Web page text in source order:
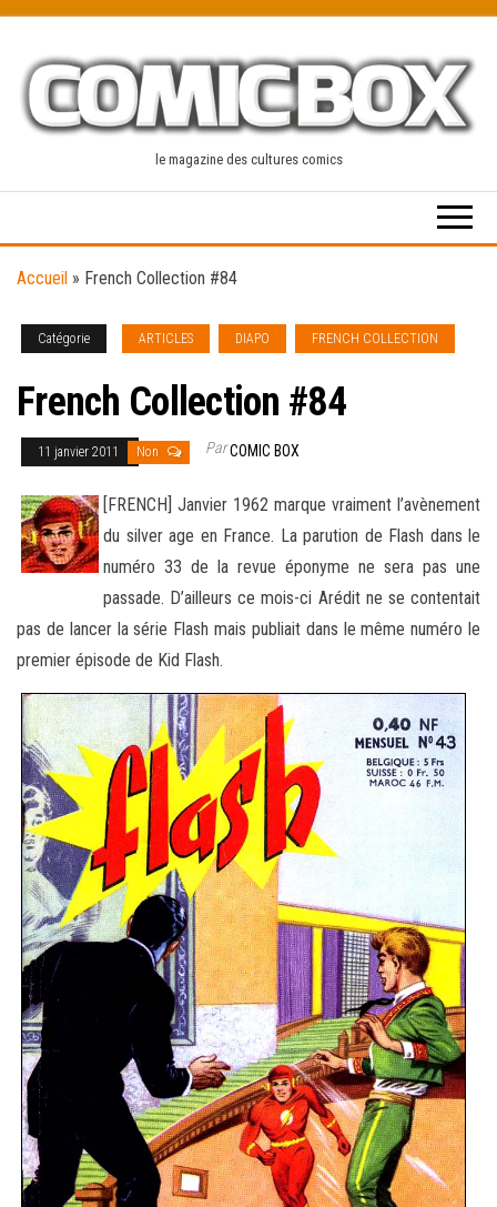
content
le magazine des cultures comics
Accueil » French Collection #84
Catégorie ARTICLES DIAPO FRENCH COLLECTION
French Collection #84
11 janvier 2011 Non ParCOMIC BOX
[FRENCH] Janvier 1962 marque vraiment l’avènement
du silver age en France. La parution de Flash dans le
numéro 33 de la revue éponyme ne sera pas une
passade. D’ailleurs ce mois-ci Arédit ne se contentait
pas de lancer la série Flash mais publiaitdans le même numéro le
premier épisode de Kid Flash.